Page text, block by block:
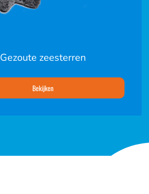
Gezoute zeesterren
Bekijken